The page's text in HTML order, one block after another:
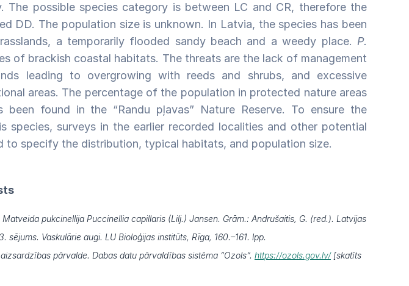
The possible species category is between LC and CR, therefore the
DD. The population size is unknown. In Latvia, the species has been
a temporarily flooded sandy beach and a weedy place. P.
of brackish coastal habitats. The threats are the lack of management
leading to overgrowing with reeds and shrubs, and excessive
areas. The percentage of the population in protected nature areas
been found in the “Randu pļavas” Nature Reserve. To ensure the
species, surveys in the earlier recorded localities and other potential
to specify the distribution, typical habitats, and population size.
pukcinellija Puccinellia capillaris (Lilj.) Jansen. Grām.: Andrušaitis, G. (red.). Latvijas
sējums. Vaskulārie augi. LU Bioloģijas institūts, Rīga, 160.–161. lpp.
pārvalde. Dabas datu pārvaldības sistēma “Ozols”. https://ozols.gov.lv/[skatīts